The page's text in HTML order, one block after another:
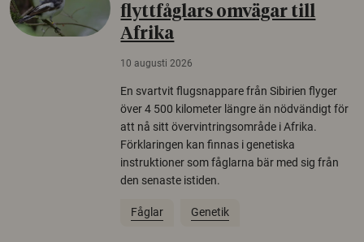
flyttfåglars omvägar till
Afrika
10 augusti 2026
En svartvit flugsnappare från Sibirien flyger
över 4 500 kilometer längre än nödvändigt för
att nå sitt övervintringsområde i Afrika.
Förklaringen kan finnas i genetiska
instruktioner som fåglarna bär med sig från
den senaste istiden.
Fåglar Genetik